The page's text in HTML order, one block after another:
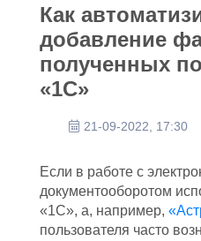
Как
добавление
полученных
«1С»
21-09-2022, 17:30
Если в работе с
документооборотом
«1С», а, например,
пользователя часто